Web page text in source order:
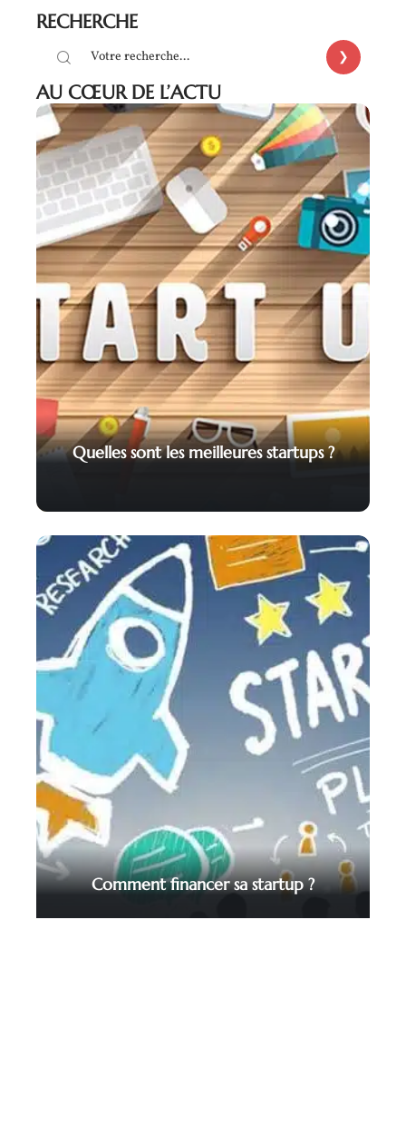
RECHERCHE
AU CŒUR DE L’ACTU
Quelles sont les meilleures startups ?
Comment financer sa startup ?